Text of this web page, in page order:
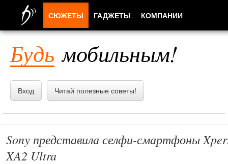
Будь мобильным!
Вход Читай полезные советы!
Sony представила селфи-смартфоны
XA2 Ultra
СЮЖЕТЫ ГАДЖЕТЫ КОМПАНИИ
ПРИЛОЖЕНИЯ